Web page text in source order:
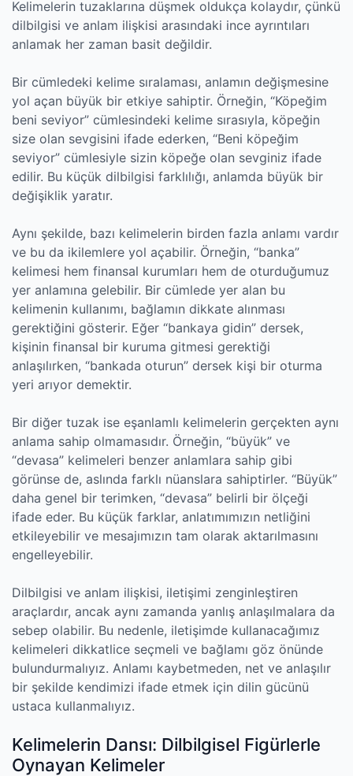
Kelimelerin tuzaklarına düşmek oldukça kolaydır, çünkü
dilbilgisi ve anlam ilişkisi arasındaki ince ayrıntıları
anlamak her zaman basit değildir.
Bir cümledeki kelime sıralaması, anlamın değişmesine
yol açan büyük bir etkiye sahiptir. Örneğin, “Köpeğim
beni seviyor” cümlesindeki kelime sırasıyla, köpeğin
size olan sevgisini ifade ederken, “Beni köpeğim
seviyor” cümlesiyle sizin köpeğe olan sevginiz ifade
edilir. Bu küçük dilbilgisi farklılığı, anlamda büyük bir
değişiklik yaratır.
Aynı şekilde, bazı kelimelerin birden fazla anlamı vardır
ve bu da ikilemlere yol açabilir. Örneğin, “banka”
kelimesi hem finansal kurumları hem de oturduğumuz
yer anlamına gelebilir. Bir cümlede yer alan bu
kelimenin kullanımı, bağlamın dikkate alınması
gerektiğini gösterir. Eğer “bankaya gidin” dersek,
kişinin finansal bir kuruma gitmesi gerektiği
anlaşılırken, “bankada oturun” dersek kişi bir oturma
yeri arıyor demektir.
Bir diğer tuzak ise eşanlamlı kelimelerin gerçekten aynı
anlama sahip olmamasıdır. Örneğin, “büyük” ve
“devasa” kelimeleri benzer anlamlara sahip gibi
görünse de, aslında farklı nüanslara sahiptirler. “Büyük”
daha genel bir terimken, “devasa” belirli bir ölçeği
ifade eder. Bu küçük farklar, anlatımımızın netliğini
etkileyebilir ve mesajımızın tam olarak aktarılmasını
engelleyebilir.
Dilbilgisi ve anlam ilişkisi, iletişimi zenginleştiren
araçlardır, ancak aynı zamanda yanlış anlaşılmalara da
sebep olabilir. Bu nedenle, iletişimde kullanacağımız
kelimeleri dikkatlice seçmeli ve bağlamı göz önünde
bulundurmalıyız. Anlamı kaybetmeden, net ve anlaşılır
bir şekilde kendimizi ifade etmek için dilin gücünü
ustaca kullanmalıyız.
Kelimelerin Dansı: Dilbilgisel Figürlerle
Oynayan Kelimeler